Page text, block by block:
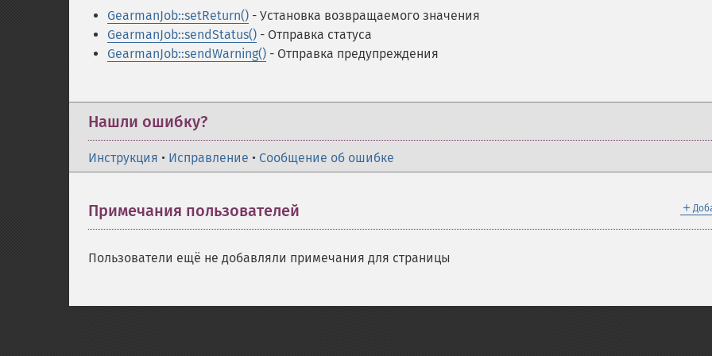
GearmanJob::setReturn() - Установка возвращаемого значения
GearmanJob::sendStatus() - Отправка статуса
GearmanJob::sendWarning() - Отправка предупреждения
Нашли ошибку?
Инструкция • Исправление • Сообщение об ошибке
＋
Примечания пользователей
Пользователи ещё не добавляли примечания для страницы